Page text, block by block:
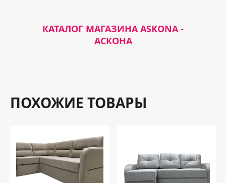
КАТАЛОГ МАГАЗИНА ASKONA -
АСКОНА
ПОХОЖИЕ ТОВАРЫ